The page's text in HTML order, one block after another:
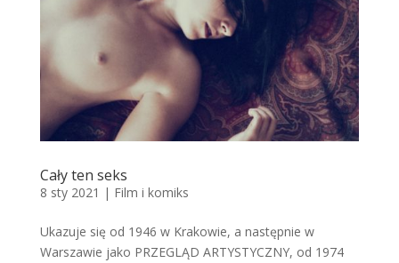
Cały ten seks
8 sty 2021 | Film i komiks
Ukazuje się od 1946 w Krakowie, a następnie w
Warszawie jako PRZEGLĄD ARTYSTYCZNY, od 1974